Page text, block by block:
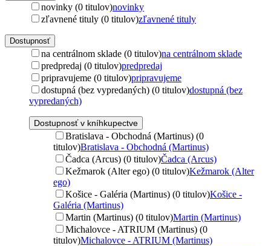
novinky (0 titulov)novinky
zľavnené tituly (0 titulov)zľavnené tituly
Dostupnosť
na centrálnom sklade (0 titulov)na centrálnom sklade
predpredaj (0 titulov)predpredaj
pripravujeme (0 titulov)pripravujeme
dostupná (bez vypredaných) (0 titulov)dostupná (bez
vypredaných)
Dostupnosť v kníhkupectve
Bratislava - Obchodná (Martinus) (0
titulov)Bratislava - Obchodná (Martinus)
Čadca (Arcus) (0 titulov)Čadca (Arcus)
Kežmarok (Alter ego) (0 titulov)Kežmarok (Alter
ego)
Košice - Galéria (Martinus) (0 titulov)Košice -
Galéria (Martinus)
Martin (Martinus) (0 titulov)Martin (Martinus)
Michalovce - ATRIUM (Martinus) (0
titulov)Michalovce - ATRIUM (Martinus)